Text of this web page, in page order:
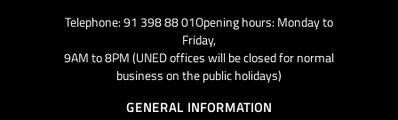
Telephone: 91 398 88 01Opening hours: Monday to
Friday,
9AM to 8PM (UNED offices will be closed for normal
business on the public holidays)
GENERAL INFORMATION